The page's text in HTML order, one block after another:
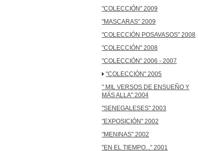
"COLECCIÓN" 2009
"MASCARAS" 2009
"COLECCIÓN POSAVASOS" 2008
"COLECCIÓN" 2008
"COLECCIÓN" 2006 - 2007
"COLECCIÓN" 2005
" MIL VERSOS DE ENSUEÑO Y
MÁS ALLA" 2004
"SENEGALESES" 2003
"EXPOSICIÓN" 2002
"MENINAS" 2002
"EN EL TIEMPO..." 2001